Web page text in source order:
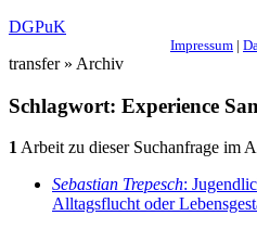
DGPuK
Impressum |
transfer » Archiv
Schlagwort: Experience
1Arbeit zu dieser Suchanfrage im
Sebastian Trepesch:
Alltagsflucht oder